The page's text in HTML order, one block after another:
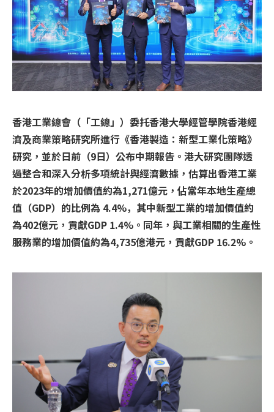
香港工業總會（「工總」）委托香港大學經管學院香港經
濟及商業策略研究所進行《香港製造：新型工業化策略》
研究，並於日前（9日）公布中期報告。港大研究團隊透
過整合和深入分析多項統計與經濟數據，估算出香港工業
於2023年的增加價值約為1,271億元，佔當年本地生產總
值（GDP）的比例為 4.4%，︀其中新型工業的增加價值約
為402億元，貢獻GDP 1.4%。同年，與工業相關的生產性
服務業的增加價值約為4,735億港元，貢獻GDP 16.2%。